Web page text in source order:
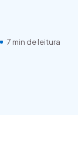
7 min de leitura